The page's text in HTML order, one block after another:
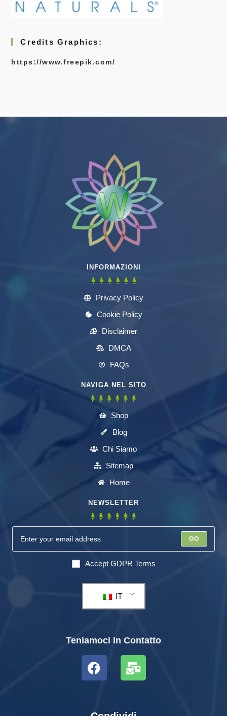
Credits Graphics:
https://www.freepik.com/
INFORMAZIONI
Privacy Policy
Cookie Policy
Disclaimer
DMCA
FAQs
NAVIGA NEL SITO
Shop
Blog
Chi Siamo
Sitemap
Home
NEWSLETTER
GO
Accept GDPR Terms
IT
Teniamoci In Contatto